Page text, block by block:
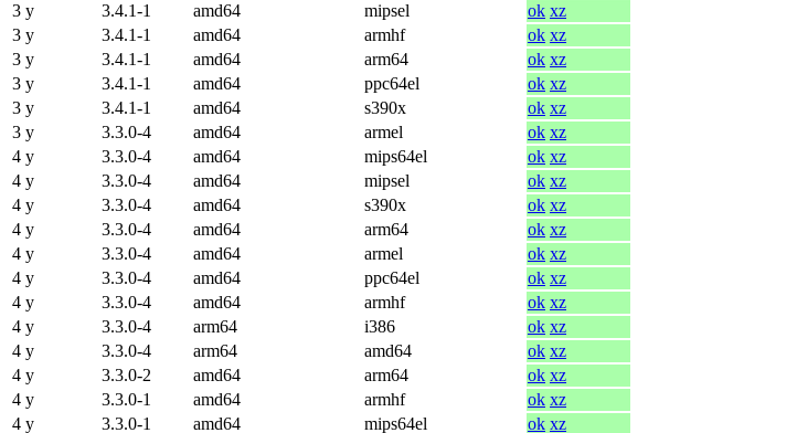
3 y
3.4.1-1 amd64 mipsel ok xz
3 y
3.4.1-1 amd64 armhf ok xz
3 y
3.4.1-1 amd64 arm64 ok xz
3 y
3.4.1-1 amd64 ppc64el ok xz
3 y
3.4.1-1 amd64 s390x ok xz
3 y
3.3.0-4 amd64 armel ok xz
4 y
3.3.0-4 amd64 mips64el ok xz
4 y
3.3.0-4 amd64 mipsel ok xz
4 y
3.3.0-4 amd64 s390x ok xz
4 y
3.3.0-4 amd64 arm64 ok xz
4 y
3.3.0-4 amd64 armel ok xz
4 y
3.3.0-4 amd64 ppc64el ok xz
4 y
3.3.0-4 amd64 armhf ok xz
4 y
3.3.0-4 arm64 i386 ok xz
4 y
3.3.0-4 arm64 amd64 ok xz
4 y
3.3.0-2 amd64 arm64 ok xz
4 y
3.3.0-1 amd64 armhf ok xz
4 y
3.3.0-1 amd64 mips64el ok xz